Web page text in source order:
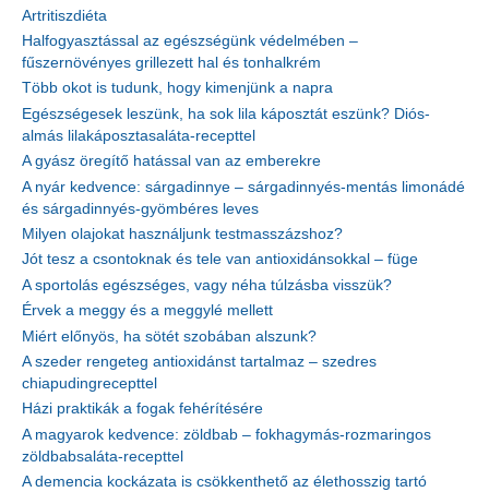
Artritiszdiéta
Halfogyasztással az egészségünk védelmében –
fűszernövényes grillezett hal és tonhalkrém
Több okot is tudunk, hogy kimenjünk a napra
Egészségesek leszünk, ha sok lila káposztát eszünk? Diós-
almás lilakáposztasaláta-recepttel
A gyász öregítő hatással van az emberekre
A nyár kedvence: sárgadinnye – sárgadinnyés-mentás limonádé
és sárgadinnyés-gyömbéres leves
Milyen olajokat használjunk testmasszázshoz?
Jót tesz a csontoknak és tele van antioxidánsokkal – füge
A sportolás egészséges, vagy néha túlzásba visszük?
Érvek a meggy és a meggylé mellett
Miért előnyös, ha sötét szobában alszunk?
A szeder rengeteg antioxidánst tartalmaz – szedres
chiapudingrecepttel
Házi praktikák a fogak fehérítésére
A magyarok kedvence: zöldbab – fokhagymás-rozmaringos
zöldbabsaláta-recepttel
A demencia kockázata is csökkenthető az élethosszig tartó